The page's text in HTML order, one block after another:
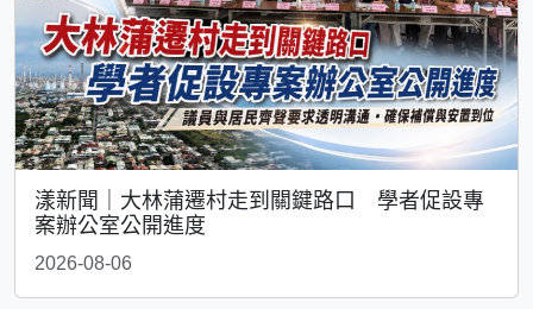
漾新聞｜大林蒲遷村走到關鍵路口 學者促設專
案辦公室公開進度
2026-08-06